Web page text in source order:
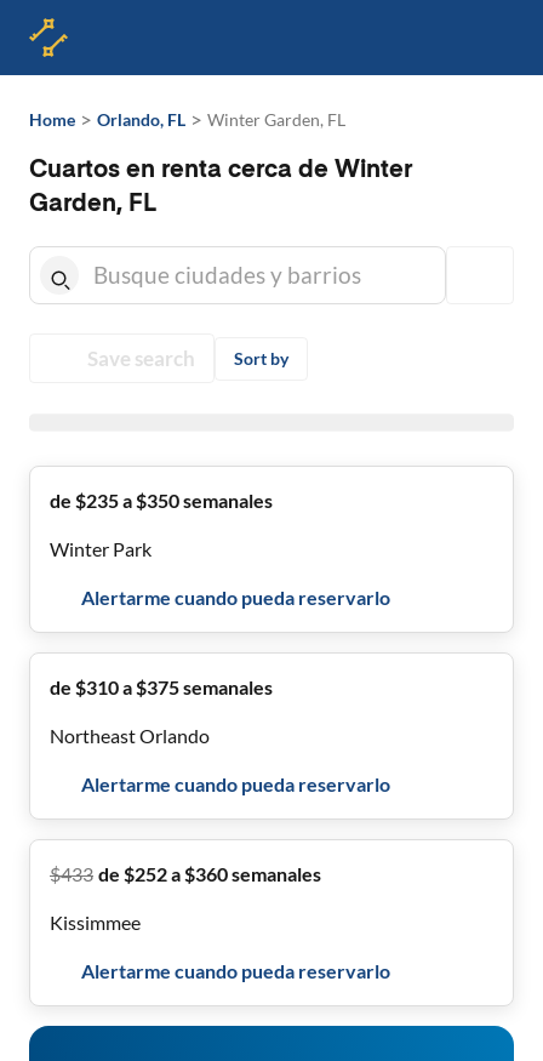
Home > Orlando, FL > Winter Garden, FL
Cuartos en renta cerca de Winter
Garden, FL
Save search Sort by
de $235 a $350 semanales
Winter Park
Alertarme cuando pueda reservarlo
de $310 a $375 semanales
Northeast Orlando
Alertarme cuando pueda reservarlo
$433 de $252 a $360 semanales
Kissimmee
Alertarme cuando pueda reservarlo